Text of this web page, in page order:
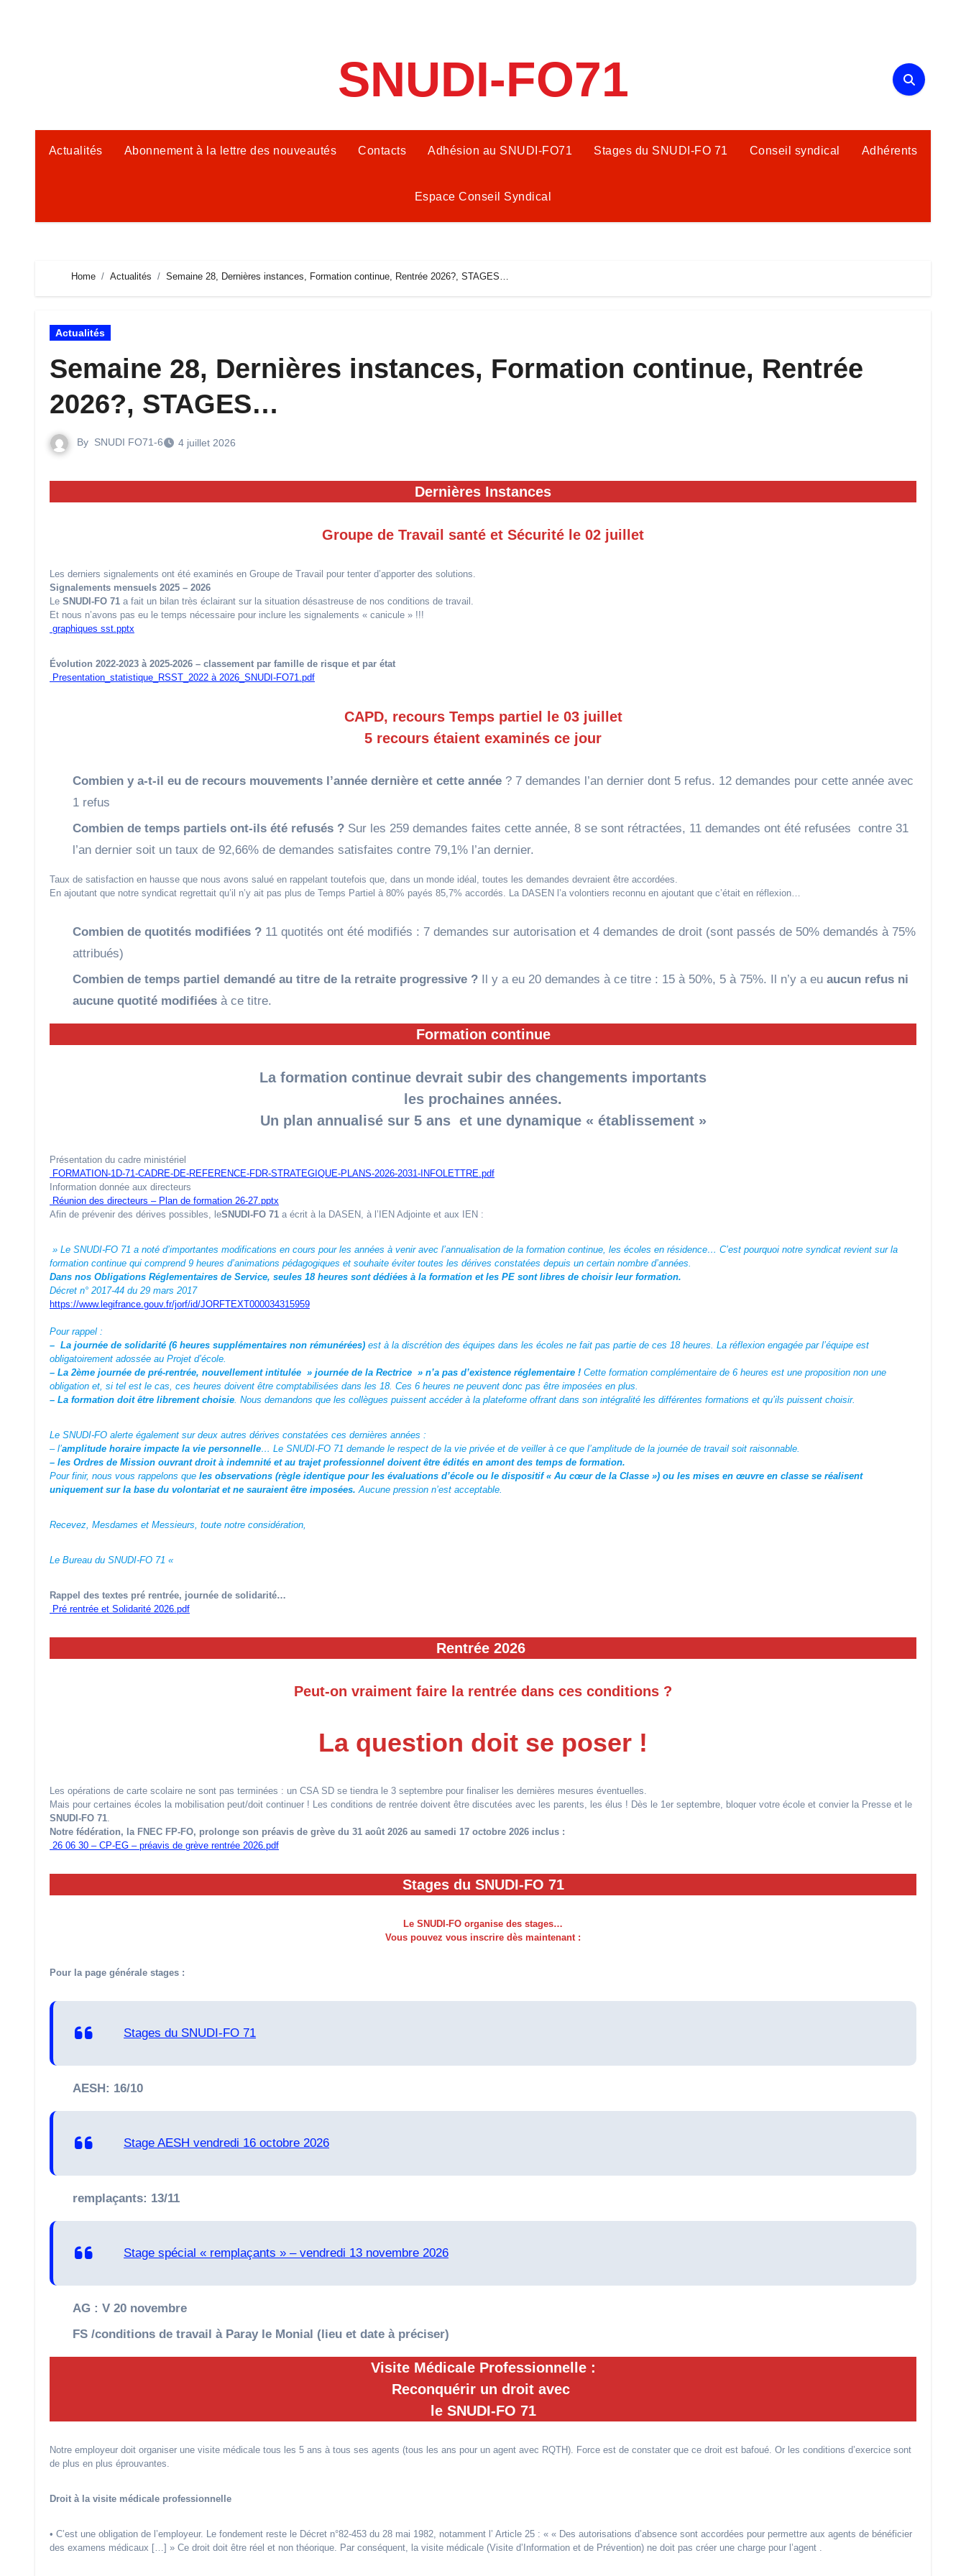
SNUDI-FO71
Actualités Abonnement à la lettre des nouveautés Contacts Adhésion au SNUDI-FO71 Stages du SNUDI-FO 71 Conseil syndical Adhérents
Espace Conseil Syndical
Home Actualités Semaine 28, Dernières instances, Formation continue, Rentrée 2026?, STAGES…
Actualités
Semaine 28, Dernières instances, Formation continue, Rentrée
2026?, STAGES…
By SNUDI FO71-6 4 juillet 2026
Dernières Instances
Groupe de Travail santé et Sécurité le 02 juillet
Les derniers signalements ont été examinés en Groupe de Travail pour tenter d’apporter des solutions.
Signalements mensuels 2025 – 2026
Le SNUDI-FO 71 a fait un bilan très éclairant sur la situation désastreuse de nos conditions de travail.
Et nous n’avons pas eu le temps nécessaire pour inclure les signalements « canicule » !!!
graphiques sst.pptx
Évolution 2022-2023 à 2025-2026 – classement par famille de risque et par état
Presentation_statistique_RSST_2022 à 2026_SNUDI-FO71.pdf
CAPD, recours Temps partiel le 03 juillet
5 recours étaient examinés ce jour
Combien y a-t-il eu de recours mouvements l’année dernière et cette année ? 7 demandes l’an dernier dont 5 refus. 12 demandes pour cette année avec
1 refus
Combien de temps partiels ont-ils été refusés ? Sur les 259 demandes faites cette année, 8 se sont rétractées, 11 demandes ont été refusées contre 31
l’an dernier soit un taux de 92,66% de demandes satisfaites contre 79,1% l’an dernier.
Taux de satisfaction en hausse que nous avons salué en rappelant toutefois que, dans un monde idéal, toutes les demandes devraient être accordées.
En ajoutant que notre syndicat regrettait qu’il n’y ait pas plus de Temps Partiel à 80% payés 85,7% accordés. La DASEN l’a volontiers reconnu en ajoutant que c’était en réflexion…
Combien de quotités modifiées ? 11 quotités ont été modifiés : 7 demandes sur autorisation et 4 demandes de droit (sont passés de 50% demandés à 75%
attribués)
Combien de temps partiel demandé au titre de la retraite progressive ? Il y a eu 20 demandes à ce titre : 15 à 50%, 5 à 75%. Il n’y a eu aucun refus ni
aucune quotité modifiées à ce titre.
Formation continue
La formation continue devrait subir des changements importants
les prochaines années.
Un plan annualisé sur 5 ans et une dynamique « établissement »
Présentation du cadre ministériel
FORMATION-1D-71-CADRE-DE-REFERENCE-FDR-STRATEGIQUE-PLANS-2026-2031-INFOLETTRE.pdf
Information donnée aux directeurs
Réunion des directeurs – Plan de formation 26-27.pptx
Afin de prévenir des dérives possibles, leSNUDI-FO 71 a écrit à la DASEN, à l’IEN Adjointe et aux IEN :
» Le SNUDI-FO 71 a noté d’importantes modifications en cours pour les années à venir avec l’annualisation de la formation continue, les écoles en résidence… C’est pourquoi notre syndicat revient sur la
formation continue qui comprend 9 heures d’animations pédagogiques et souhaite éviter toutes les dérives constatées depuis un certain nombre d’années.
Dans nos Obligations Réglementaires de Service, seules 18 heures sont dédiées à la formation et les PE sont libres de choisir leur formation.
Décret n° 2017-44 du 29 mars 2017
https://www.legifrance.gouv.fr/jorf/id/JORFTEXT000034315959
Pour rappel :
– La journée de solidarité (6 heures supplémentaires non rémunérées) est à la discrétion des équipes dans les écoles ne fait pas partie de ces 18 heures. La réflexion engagée par l’équipe est
obligatoirement adossée au Projet d’école.
– La 2ème journée de pré-rentrée, nouvellement intitulée » journée de la Rectrice » n’a pas d’existence réglementaire ! Cette formation complémentaire de 6 heures est une proposition non une
obligation et, si tel est le cas, ces heures doivent être comptabilisées dans les 18. Ces 6 heures ne peuvent donc pas être imposées en plus.
– La formation doit être librement choisie . Nous demandons que les collègues puissent accéder à la plateforme offrant dans son intégralité les différentes formations et qu’ils puissent choisir.
Le SNUDI-FO alerte également sur deux autres dérives constatées ces dernières années :
– l’amplitude horaire impacte la vie personnelle… Le SNUDI-FO 71 demande le respect de la vie privée et de veiller à ce que l’amplitude de la journée de travail soit raisonnable.
– les Ordres de Mission ouvrant droit à indemnité et au trajet professionnel doivent être édités en amont des temps de formation.
Pour finir, nous vous rappelons que les observations (règle identique pour les évaluations d’école ou le dispositif « Au cœur de la Classe ») ou les mises en œuvre en classe se réalisent
uniquement sur la base du volontariat et ne sauraient être imposées. Aucune pression n’est acceptable.
Recevez, Mesdames et Messieurs, toute notre considération,
Le Bureau du SNUDI-FO 71 «
Rappel des textes pré rentrée, journée de solidarité…
Pré rentrée et Solidarité 2026.pdf
Rentrée 2026
Peut-on vraiment faire la rentrée dans ces conditions ?
La question doit se poser !
Les opérations de carte scolaire ne sont pas terminées : un CSA SD se tiendra le 3 septembre pour finaliser les dernières mesures éventuelles.
Mais pour certaines écoles la mobilisation peut/doit continuer ! Les conditions de rentrée doivent être discutées avec les parents, les élus ! Dès le 1er septembre, bloquer votre école et convier la Presse et le
SNUDI-FO 71
Notre fédération, la FNEC FP-FO, prolonge son préavis de grève du 31 août 2026 au samedi 17 octobre 2026 inclus :
26 06 30 – CP-EG – préavis de grève rentrée 2026.pdf
Stages du SNUDI-FO 71
Le SNUDI-FO organise des stages…
Vous pouvez vous inscrire dès maintenant :
Pour la page générale stages :
Stages du SNUDI-FO 71
AESH: 16/10
Stage AESH vendredi 16 octobre 2026
remplaçants: 13/11
Stage spécial « remplaçants » – vendredi 13 novembre 2026
AG : V 20 novembre
FS /conditions de travail à Paray le Monial (lieu et date à préciser)
Visite Médicale Professionnelle :
Reconquérir un droit avec
le SNUDI-FO 71
Notre employeur doit organiser une visite médicale tous les 5 ans à tous ses agents (tous les ans pour un agent avec RQTH). Force est de constater que ce droit est bafoué. Or les conditions d’exercice sont
de plus en plus éprouvantes.
Droit à la visite médicale professionnelle
• C’est une obligation de l’employeur. Le fondement reste le Décret n°82-453 du 28 mai 1982, notamment l’ Article 25 : « « Des autorisations d’absence sont accordées pour permettre aux agents de bénéficier
des examens médicaux […] » Ce droit doit être réel et non théorique. Par conséquent, la visite médicale (Visite d’Information et de Prévention) ne doit pas créer une charge pour l’agent .